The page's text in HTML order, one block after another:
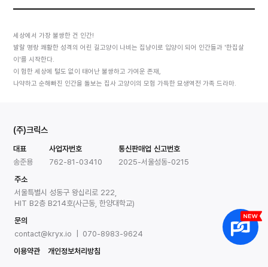
세상에서 가장 불쌍한 건 인간!
발랄 명랑 쾌활한 성격의 어린 길고양이 나비는 집냥이로 입양이 되어 인간들과 '한집살
이'를 시작한다.
이 험한 세상에 털도 없이 태어난 불쌍하고 가여운 존재,
나약하고 순해빠진 인간을 돌보는 집사 고양이의 모험 가득한 묘생역전 가족 드라마.
(주)크릭스
대표
송준용
사업자번호
762-81-03410
통신판매업 신고번호
2025-서울성동-0215
주소
서울특별시 성동구 왕십리로 222,
HIT B2층 B214호(사근동, 한양대학교)
문의
contact@kryx.io | 070-8983-9624
이용약관
개인정보처리방침